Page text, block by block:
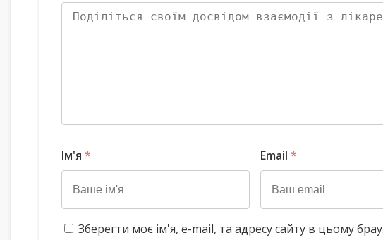
Ім'я * Email *
Зберегти моє ім'я, e-mail, та адресу сайту в цьому